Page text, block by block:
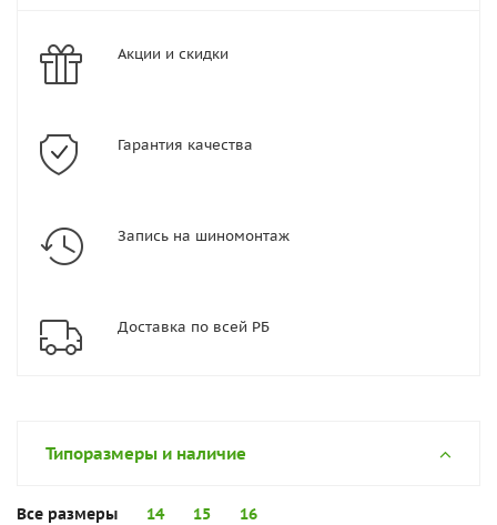
Акции и скидки
Гарантия качества
Запись на шиномонтаж
Доставка по всей РБ
Типоразмеры и наличие
Все размеры 14 15 16